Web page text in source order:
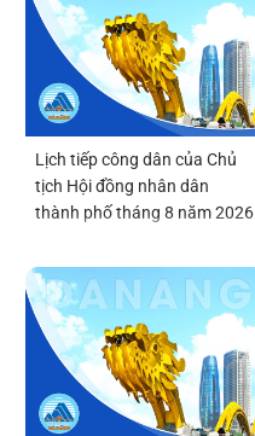
Lịch tiếp công dân của Chủ
tịch Hội đồng nhân dân
thành phố tháng 8 năm 2026